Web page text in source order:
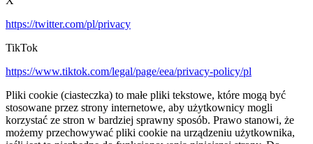
https://twitter.com/pl/privacy
TikTok
https://www.tiktok.com/legal/page/eea/privacy-policy/pl
Pliki cookie (ciasteczka) to małe pliki tekstowe, które mogą być
stosowane przez strony internetowe, aby użytkownicy mogli
korzystać ze stron w bardziej sprawny sposób. Prawo stanowi, że
możemy przechowywać pliki cookie na urządzeniu użytkownika,